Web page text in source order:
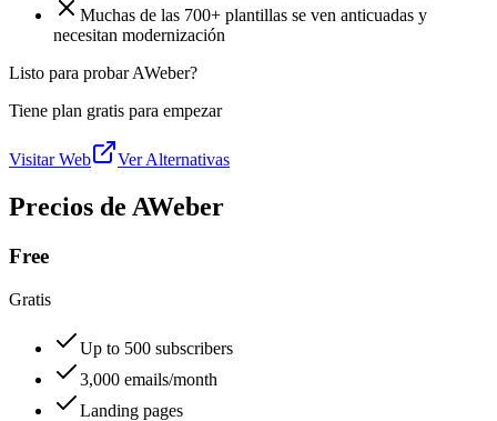
Muchas de las 700+ plantillas se ven anticuadas y
necesitan modernización
Listo para probar AWeber?
Tiene plan gratis para empezar
Visitar Web Ver Alternativas
Precios de AWeber
Free
Gratis
Up to 500 subscribers
3,000 emails/month
Landing pages